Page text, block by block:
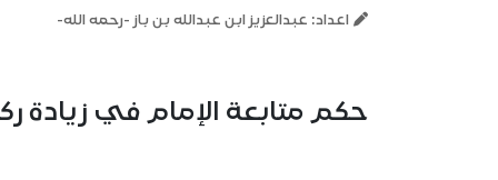
اعداد: عبدالعزيز ابن عبدالله بن باز -رحمه الله-
حكم متابعة الإمام في زيادة